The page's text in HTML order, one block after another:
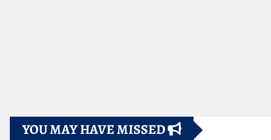
YOU MAY HAVE MISSED